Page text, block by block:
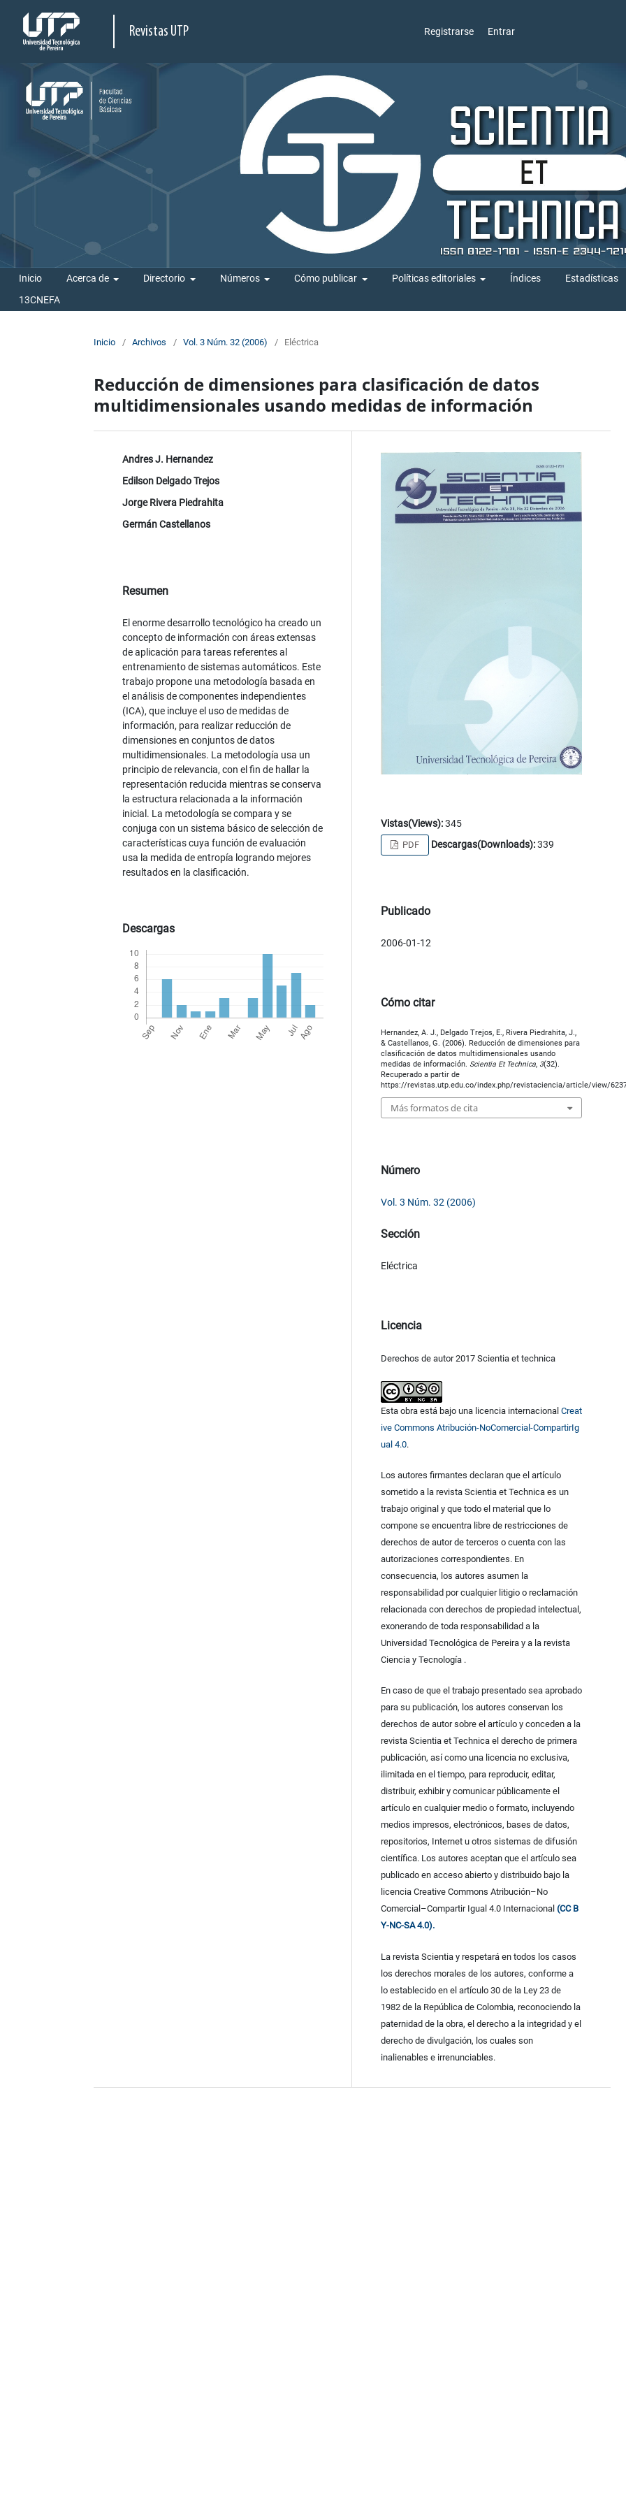
Revistas UTP Registrarse Entrar
Inicio Acerca de Directorio Números Cómo publicar Políticas editoriales Índices Estadísticas
13CNEFA
Inicio / Archivos / Vol. 3 Núm. 32 (2006) / Eléctrica
Reducción de dimensiones para clasificación de datos
multidimensionales usando medidas de información
Andres J. Hernandez
Edilson Delgado Trejos
Jorge Rivera Piedrahita
Germán Castellanos
Resumen
El enorme desarrollo tecnológico ha creado un
concepto de información con áreas extensas
de aplicación para tareas referentes al
entrenamiento de sistemas automáticos. Este
trabajo propone una metodología basada en
el análisis de componentes independientes
(ICA), que incluye el uso de medidas de
información, para realizar reducción de
dimensiones en conjuntos de datos
multidimensionales. La metodología usa un
principio de relevancia, con el fin de hallar la
representación reducida mientras se conserva
la estructura relacionada a la información
inicial. La metodología se compara y se
conjuga con un sistema básico de selección de
características cuya función de evaluación
usa la medida de entropía logrando mejores
resultados en la clasificación.
Descargas
Vistas(Views):345
PDF Descargas(Downloads):339
Publicado
2006-01-12
Cómo citar
Hernandez, A. J., Delgado Trejos, E., Rivera Piedrahita, J.,
& Castellanos, G. (2006). Reducción de dimensiones para
clasificación de datos multidimensionales usando
medidas de información. Scientia Et Technica, 3(32).
Recuperado a partir de
https://revistas.utp.edu.co/index.php/revistaciencia/article/view/
Más formatos de cita
Número
Vol. 3 Núm. 32 (2006)
Sección
Eléctrica
Licencia
Derechos de autor 2017 Scientia et technica
Esta obra está bajo una licencia internacional Creat
ive Commons Atribución-NoComercial-CompartirIg
ual 4.0.
Los autores firmantes declaran que el artículo
sometido a la revista Scientia et Technica es un
trabajo original y que todo el material que lo
compone se encuentra libre de restricciones de
derechos de autor de terceros o cuenta con las
autorizaciones correspondientes. En
consecuencia, los autores asumen la
responsabilidad por cualquier litigio o reclamación
relacionada con derechos de propiedad intelectual,
exonerando de toda responsabilidad a la
Universidad Tecnológica de Pereira y a la revista
Ciencia y Tecnología .
En caso de que el trabajo presentado sea aprobado
para su publicación, los autores conservan los
derechos de autor sobre el artículo y conceden a la
revista Scientia et Technica el derecho de primera
publicación, así como una licencia no exclusiva,
ilimitada en el tiempo, para reproducir, editar,
distribuir, exhibir y comunicar públicamente el
artículo en cualquier medio o formato, incluyendo
medios impresos, electrónicos, bases de datos,
repositorios, Internet u otros sistemas de difusión
científica. Los autores aceptan que el artículo sea
publicado en acceso abierto y distribuido bajo la
licencia Creative Commons Atribución–No
Comercial–Compartir Igual 4.0 Internacional (CC B
Y-NC-SA 4.0).
La revista Scientia y respetará en todos los casos
los derechos morales de los autores, conforme a
lo establecido en el artículo 30 de la Ley 23 de
1982 de la República de Colombia, reconociendo la
paternidad de la obra, el derecho a la integridad y el
derecho de divulgación, los cuales son
inalienables e irrenunciables.